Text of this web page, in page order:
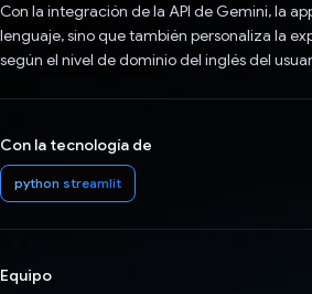
Con la integración de la API de Gemini, la
lenguaje, sino que también personaliza la
según el nivel de dominio del inglés del
Con la tecnología de
python streamlit
Equipo